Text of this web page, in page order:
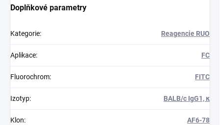
Doplňkové parametry
Kategorie: Reagencie RUO
Aplikace: FC
Fluorochrom: FITC
Izotyp: BALB/c IgG1, κ
Klon: AF6-78